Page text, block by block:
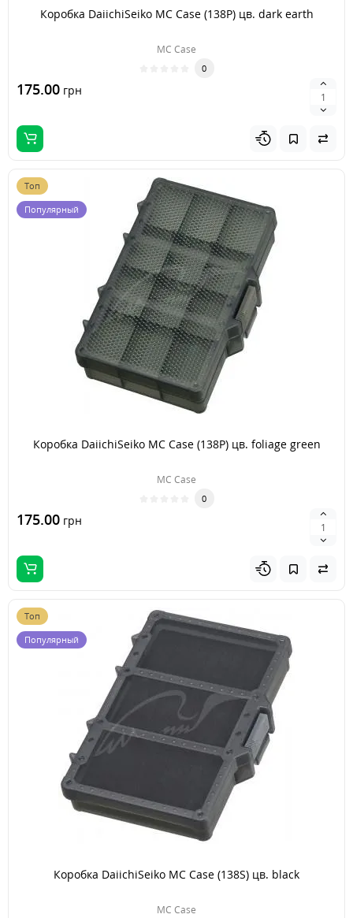
Коробка DaiichiSeiko MC Case (138P) цв. dark earth
MC Case
0
175.00 грн
Топ
Популярный
Коробка DaiichiSeiko MC Case (138P) цв. foliage green
MC Case
0
175.00 грн
Топ
Популярный
Коробка DaiichiSeiko MC Case (138S) цв. black
MC Case